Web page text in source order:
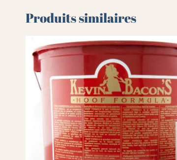
Produits similaires